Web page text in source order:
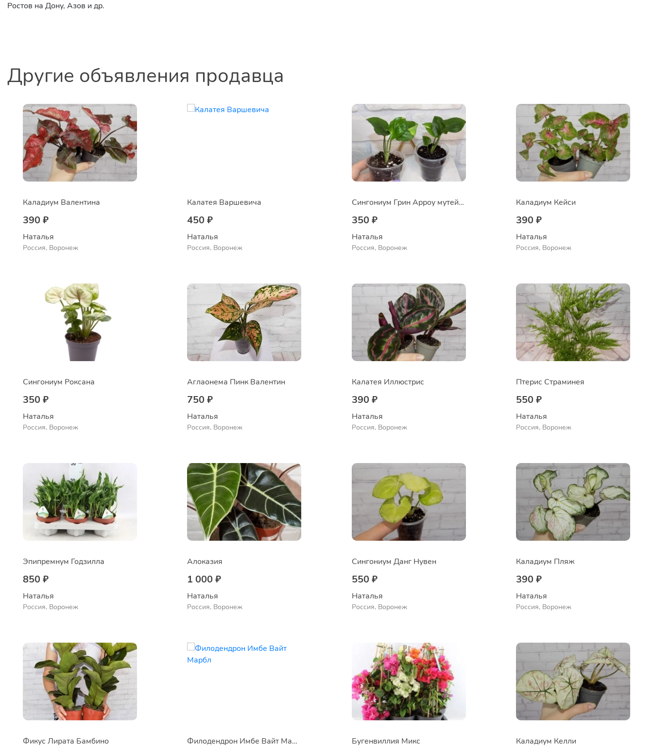
Ростов на Дону, Азов и др.
Другие объявления продавца
Каладиум Валентина
390 ₽
Наталья
Россия, Воронеж
Калатея Варшевича
450 ₽
Наталья
Россия, Воронеж
Сингониум Грин Арроу мутейшен
350 ₽
Наталья
Россия, Воронеж
Каладиум Кейси
390 ₽
Наталья
Россия, Воронеж
Сингониум Роксана
350 ₽
Наталья
Россия, Воронеж
Аглаонема Пинк Валентин
750 ₽
Наталья
Россия, Воронеж
Калатея Иллюстрис
390 ₽
Наталья
Россия, Воронеж
Птерис Страминея
550 ₽
Наталья
Россия, Воронеж
Эпипремнум Годзилла
850 ₽
Наталья
Россия, Воронеж
Алоказия
1 000 ₽
Наталья
Россия, Воронеж
Сингониум Данг Нувен
550 ₽
Наталья
Россия, Воронеж
Каладиум Пляж
390 ₽
Наталья
Россия, Воронеж
Фикус Лирата Бамбино Филодендрон Имбе Вайт Марбл Бугенвиллия Микс Каладиум Келли